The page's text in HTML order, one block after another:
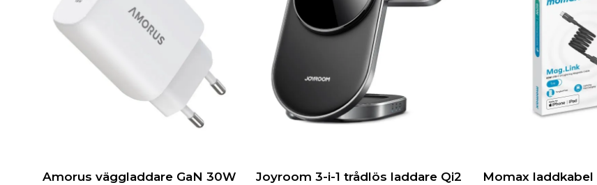
Amorus väggladdare GaN 30W
Joyroom 3-i-1 trådlös laddare Qi2
Momax laddkabel